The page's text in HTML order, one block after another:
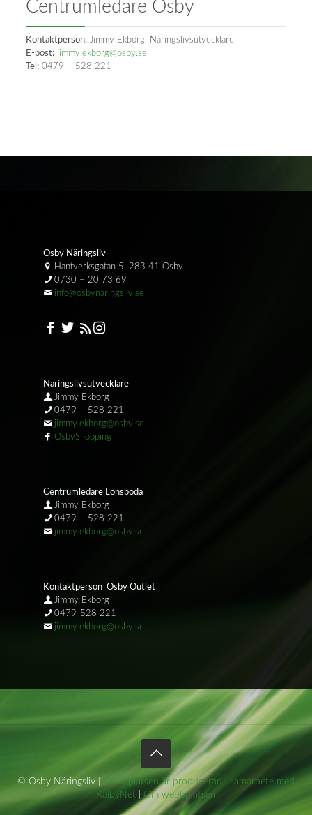
Centrumledare Osby
Kontaktperson:Jimmy Ekborg, Näringslivsutvecklare
E-post: jimmy.ekborg@osby.se
Tel:0479 – 528 221
Osby Näringsliv
Hantverksgatan 5, 283 41 Osby
0730 – 20 73 69
info@osbynaringsliv.se
Näringslivsutvecklare
Jimmy Ekborg
0479 – 528 221
jimmy.ekborg@osby.se
OsbyShopping
Centrumledare Lönsboda
Jimmy Ekborg
0479 – 528 221
jimmy.ekborg@osby.se
Kontaktperson Osby Outlet
Jimmy Ekborg
0479-528 221
jimmy.ekborg@osby.se
© Osby Näringsliv | Webbplatsen är producerad i samarbete med
KalbyNet |Om webbplatsen